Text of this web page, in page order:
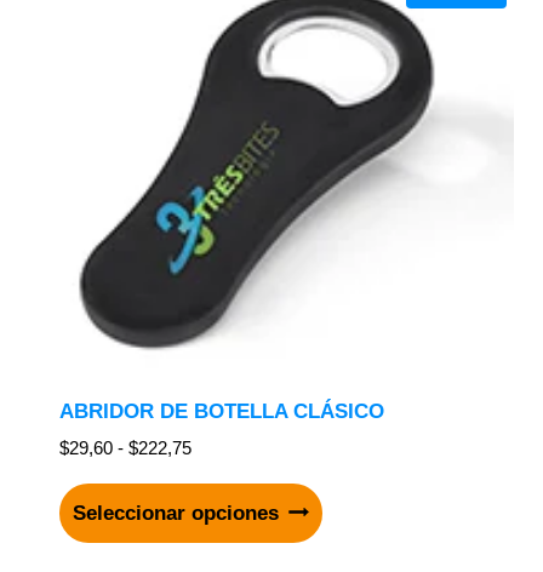
ABRIDOR DE BOTELLA CLÁSICO
$29,60 - $222,75
Seleccionar opciones